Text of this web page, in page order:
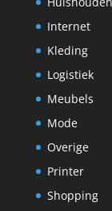
Internet
Kleding
Logistiek
Meubels
Mode
Overige
Printer
Shopping